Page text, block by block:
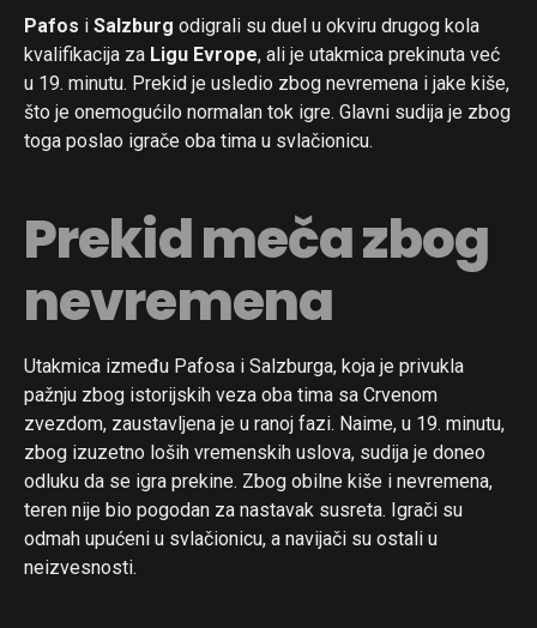
Pafos i Salzburg odigrali su duel u okviru drugog kola
kvalifikacija za Ligu Evrope, ali je utakmica prekinuta već
u 19. minutu. Prekid je usledio zbog nevremena i jake kiše,
što je onemogućilo normalan tok igre. Glavni sudija je zbog
toga poslao igrače oba tima u svlačionicu.
Prekid meča zbog
nevremena
Utakmica između Pafosa i Salzburga, koja je privukla
pažnju zbog istorijskih veza oba tima sa Crvenom
zvezdom, zaustavljena je u ranoj fazi. Naime, u 19. minutu,
zbog izuzetno loših vremenskih uslova, sudija je doneo
odluku da se igra prekine. Zbog obilne kiše i nevremena,
teren nije bio pogodan za nastavak susreta. Igrači su
odmah upućeni u svlačionicu, a navijači su ostali u
neizvesnosti.